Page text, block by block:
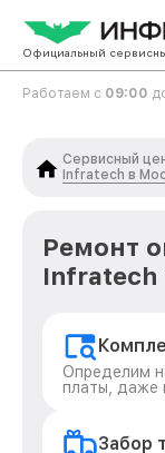
Официальный
Работаем с 09:00
Сервисный
Infratech в
Ремонт
Infratech
Определим
платы, даже
Забор